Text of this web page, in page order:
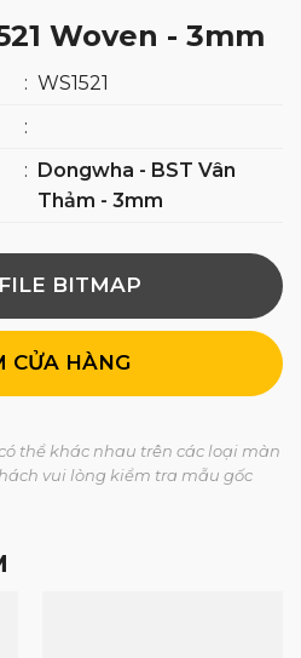
Woven - 3mm
: WS1521
:
: Dongwha - BST Vân
Thảm - 3mm
BITMAP
CỬA HÀNG
thể khác nhau trên các loại màn
vui lòng kiểm tra mẫu gốc